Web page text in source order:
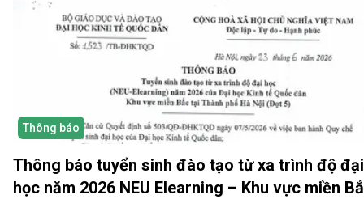
Thông báo
Thông báo tuyển sinh đào tạo từ xa trình độ đại
học năm 2026 NEU Elearning – Khu vực miền